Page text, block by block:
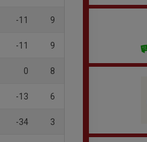
-11 9
-11 9
0 8
-13 6
-34 3